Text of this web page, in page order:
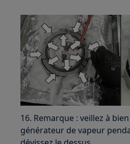
16. Remarque : veillez à
générateur de vapeur